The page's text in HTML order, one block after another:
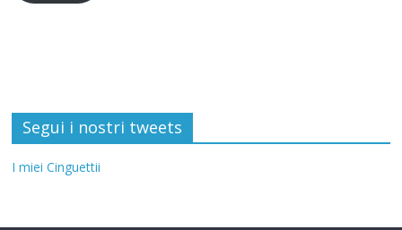
Segui i nostri tweets
I miei Cinguettii